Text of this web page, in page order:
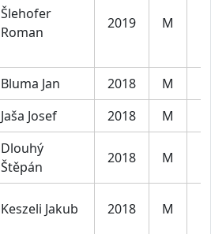
Šlehofer
Roman
2019 M
Bluma Jan 2018 M
Jaša Josef 2018 M
Dlouhý
Štěpán
2018 M
Keszeli Jakub 2018 M